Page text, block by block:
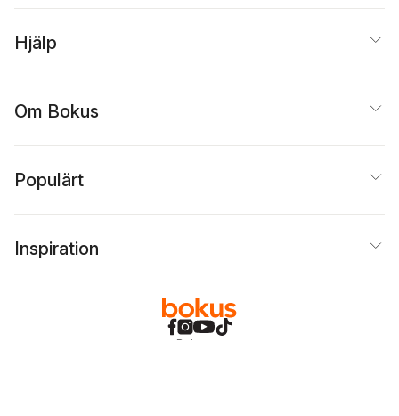
Hjälp
Om Bokus
Populärt
Inspiration
Bokus